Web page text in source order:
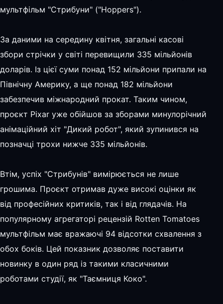
мультфільм "Стрибуни" ("Hoppers").
За даними на середину квітня, загальні касові
збори стрічки у світі перевищили 335 мільйонів
доларів. Із цієї суми понад 152 мільйони припали на
Північну Америку, а ще понад 182 мільйони
забезпечив міжнародний прокат. Таким чином,
проєкт Pixar уже обійшов за зборами минулорічний
анімаційний хіт "Дикий робот", який зупинився на
позначці трохи нижче 335 мільйонів.
Втім, успіх "Стрибунів" вимірюється не лише
грошима. Проєкт отримав дуже високі оцінки як
від професійних критиків, так і від глядачів. На
популярному агрегаторі рецензій Rotten Tomatoes
мультфільм має вражаючі 94 відсотки схвалення з
обох боків. Цей показник дозволяє поставити
новинку в один ряд із такими класичними
роботами студії, як "Таємниця Коко".